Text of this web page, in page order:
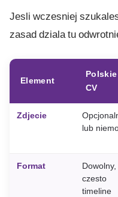
Jesli wczesniej
zasad dziala tu
Element
Polskie
CV
Zdjecie
lub
Format
Dowolny,
czesto
timeline